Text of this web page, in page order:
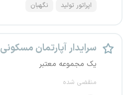
اپراتور تولید نگهبان
سرایدار آپارتمان مسکونی
یک مجموعه معتبر
منقضی شده